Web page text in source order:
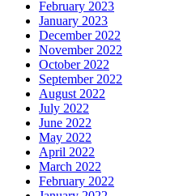
February 2023
January 2023
December 2022
November 2022
October 2022
September 2022
August 2022
July 2022
June 2022
May 2022
April 2022
March 2022
February 2022